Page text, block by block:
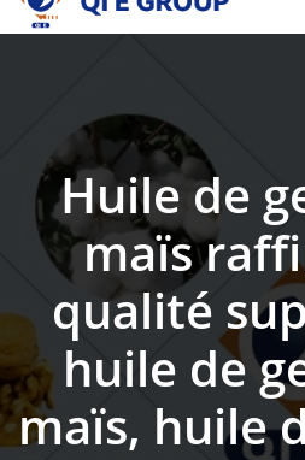
content
Huile de
maïs
qualité
huile de
maïs, huile